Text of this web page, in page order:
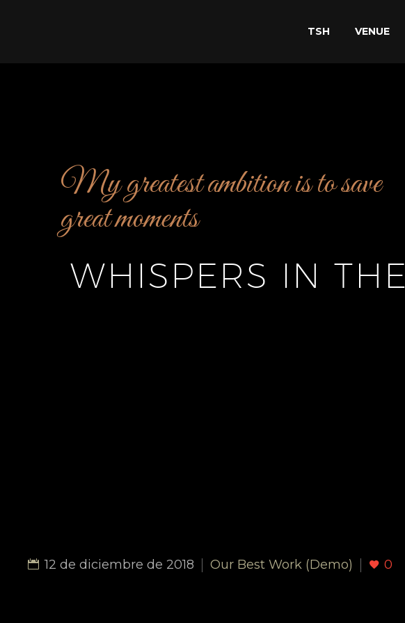
TSH VENUE
My greatest ambition is to save
great moments
WHISPERS IN
12 de diciembre de 2018 Our Best Work (Demo) 0